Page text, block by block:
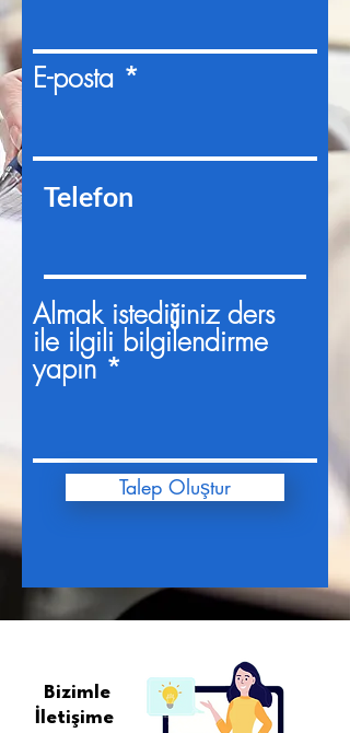
E-posta
Telefon
Almak istediğiniz ders
ile ilgili bilgilendirme
yapın
Talep Oluştur
Bizimle
İletişime